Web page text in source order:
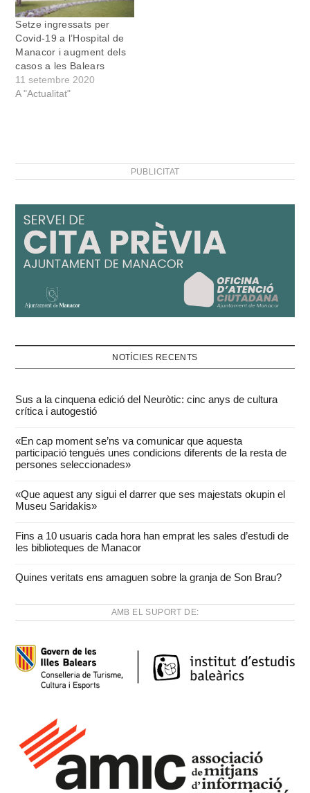
Setze ingressats per
Covid-19 a l’Hospital de
Manacor i augment dels
casos a les Balears
11 setembre 2020
A "Actualitat"
PUBLICITAT
NOTÍCIES RECENTS
Sus a la cinquena edició del Neuròtic: cinc anys de cultura
crítica i autogestió
«En cap moment se’ns va comunicar que aquesta
participació tengués unes condicions diferents de la resta de
persones seleccionades»
«Que aquest any sigui el darrer que ses majestats okupin el
Museu Saridakis»
Fins a 10 usuaris cada hora han emprat les sales d’estudi de
les biblioteques de Manacor
Quines veritats ens amaguen sobre la granja de Son Brau?
AMB EL SUPORT DE: